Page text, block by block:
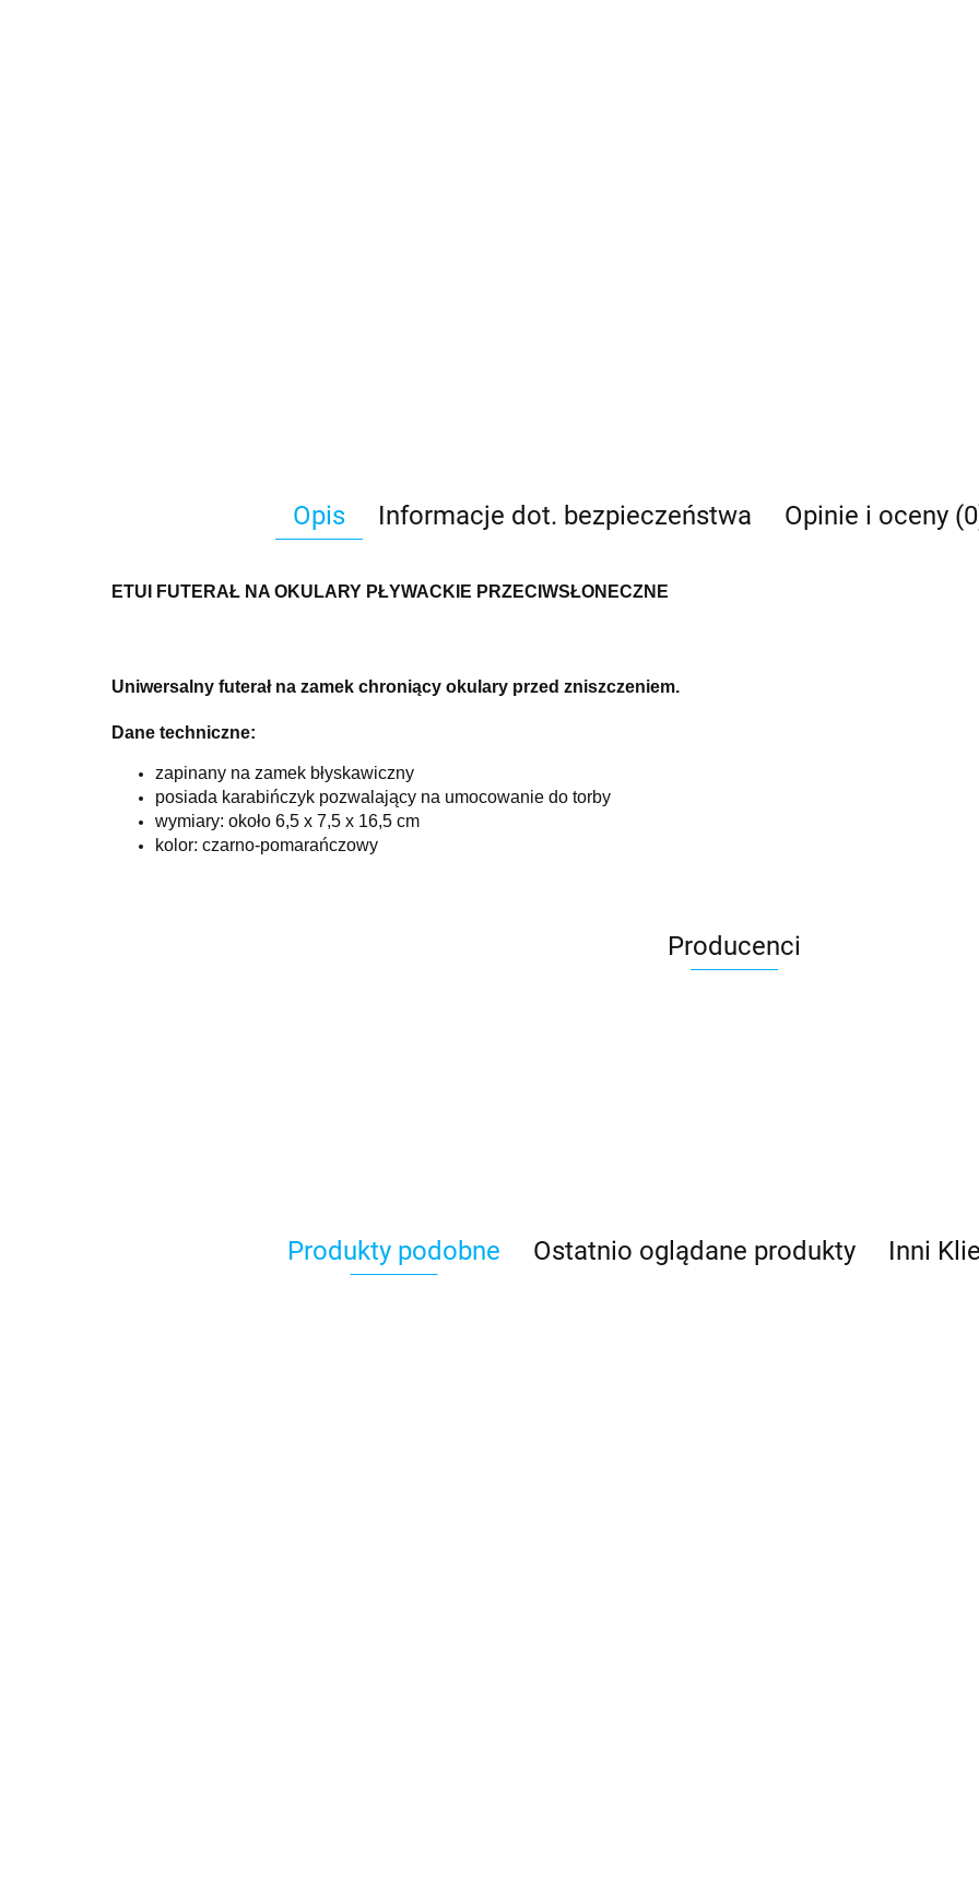
Opis Informacje dot. bezpieczeństwa Opinie i oceny
ETUI FUTERAŁ NA OKULARY PŁYWACKIE PRZECIWSŁONECZNE
Uniwersalny futerał na zamek chroniący okulary przed zniszczeniem.
Dane techniczne:
zapinany na zamek błyskawiczny
posiada karabińczyk pozwalający na umocowanie do torby
wymiary: około 6,5 x 7,5 x 16,5 cm
kolor: czarno-pomarańczowy
Producenci
Produkty podobne Ostatnio oglądane produkty Inni